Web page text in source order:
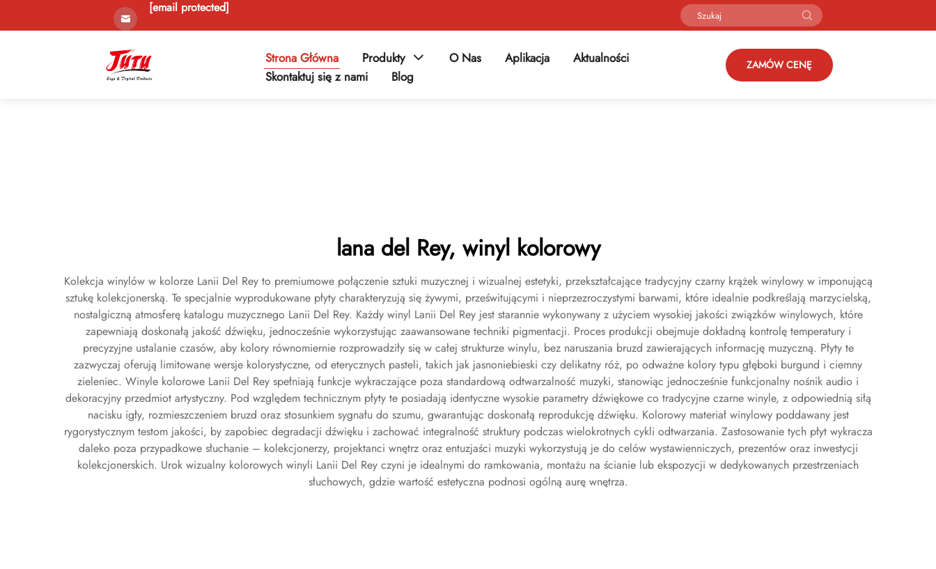
[email protected]
Strona Główna Produkty O Nas Aplikacja
Aktualności
Skontaktuj się z nami
Blog
ZAMÓW CENĘ
lana del Rey, winyl kolorowy
Kolekcja winylów w kolorze Lanii Del Rey to premiumowe połączenie sztuki muzycznej i wizualnej estetyki, przekształcające tradycyjny czarny krążek winylowy w imponującą
sztukę kolekcjonerską. Te specjalnie wyprodukowane płyty charakteryzują się żywymi, prześwitującymi i nieprzezroczystymi barwami, które idealnie podkreślają marzycielską,
nostalgiczną atmosferę katalogu muzycznego Lanii Del Rey. Każdy winyl Lanii Del Rey jest starannie wykonywany z użyciem wysokiej jakości związków winylowych, które
zapewniają doskonałą jakość dźwięku, jednocześnie wykorzystując zaawansowane techniki pigmentacji. Proces produkcji obejmuje dokładną kontrolę temperatury i
precyzyjne ustalanie czasów, aby kolory równomiernie rozprowadziły się w całej strukturze winylu, bez naruszania bruzd zawierających informację muzyczną. Płyty te
zazwyczaj oferują limitowane wersje kolorystyczne, od eterycznych pasteli, takich jak jasnoniebieski czy delikatny róż, po odważne kolory typu głęboki burgund i ciemny
zieleniec. Winyle kolorowe Lanii Del Rey spełniają funkcje wykraczające poza standardową odtwarzalność muzyki, stanowiąc jednocześnie funkcjonalny nośnik audio i
dekoracyjny przedmiot artystyczny. Pod względem technicznym płyty te posiadają identyczne wysokie parametry dźwiękowe co tradycyjne czarne winyle, z odpowiednią siłą
nacisku igły, rozmieszczeniem bruzd oraz stosunkiem sygnału do szumu, gwarantując doskonałą reprodukcję dźwięku. Kolorowy materiał winylowy poddawany jest
rygorystycznym testom jakości, by zapobiec degradacji dźwięku i zachować integralność struktury podczas wielokrotnych cykli odtwarzania. Zastosowanie tych płyt wykracza
daleko poza przypadkowe słuchanie – kolekcjonerzy, projektanci wnętrz oraz entuzjaści muzyki wykorzystują je do celów wystawienniczych, prezentów oraz inwestycji
kolekcjonerskich. Urok wizualny kolorowych winyli Lanii Del Rey czyni je idealnymi do ramkowania, montażu na ścianie lub ekspozycji w dedykowanych przestrzeniach
słuchowych, gdzie wartość estetyczna podnosi ogólną aurę wnętrza.